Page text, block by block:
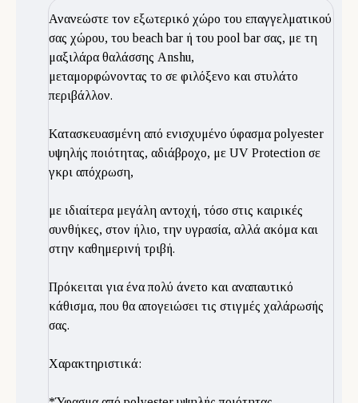
Ανανεώστε τον εξωτερικό χώρο του επαγγελματικού
σας χώρου, του beach bar ή του pool bar σας, με τη
μαξιλάρα θαλάσσης Anshu,
μεταμορφώνοντας το σε φιλόξενο και στυλάτο
περιβάλλον.
Kατασκευασμένη από ενισχυμένο ύφασμα polyester
υψηλής ποιότητας, αδιάβροχο, με UV Protection σε
γκρι απόχρωση,
με ιδιαίτερα μεγάλη αντοχή, τόσο στις καιρικές
συνθήκες, στον ήλιο, την υγρασία, αλλά ακόμα και
στην καθημερινή τριβή.
Πρόκειται για ένα πολύ άνετο και αναπαυτικό
κάθισμα, που θα απογειώσει τις στιγμές χαλάρωσής
σας.
Χαρακτηριστικά: